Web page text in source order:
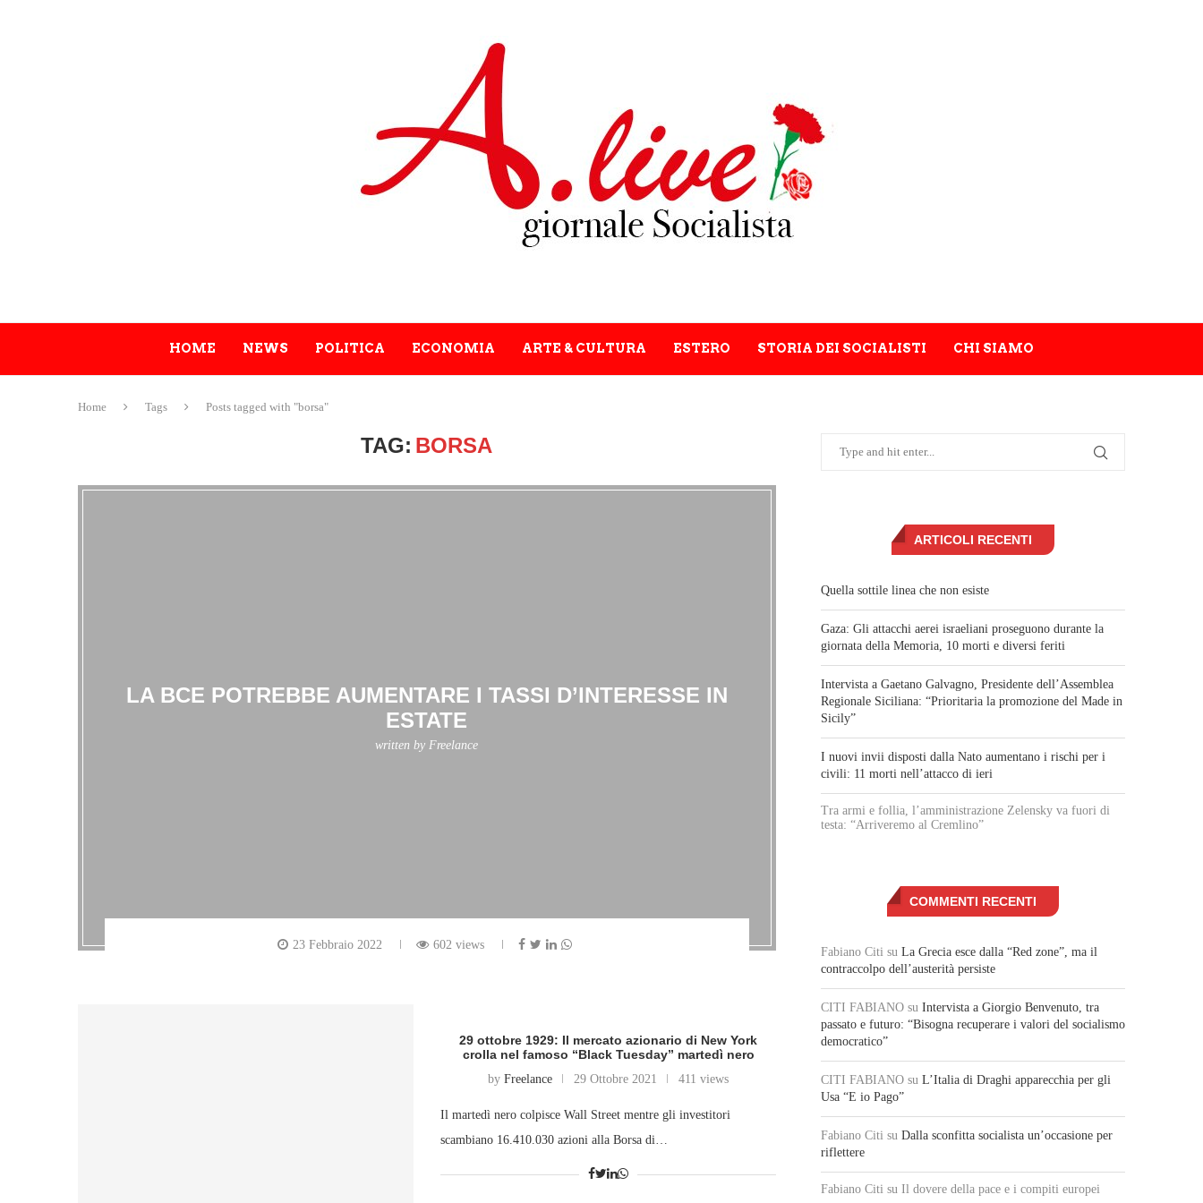
HOME NEWS POLITICA ECONOMIA ARTE & CULTURA ESTERO STORIA DEI SOCIALISTI CHI SIAMO
Home Tags Posts tagged with "borsa"
TAG: BORSA
LA BCE POTREBBE AUMENTARE I TASSI D’INTERESSE IN
ESTATE
written by Freelance
23 Febbraio 2022 602 views
29 ottobre 1929: Il mercato azionario di New York
crolla nel famoso “Black Tuesday” martedì nero
byFreelance 29 Ottobre 2021 411 views
Il martedì nero colpisce Wall Street mentre gli investitori
scambiano 16.410.030 azioni alla Borsa di…
ARTICOLI RECENTI
Quella sottile linea che non esiste
Gaza: Gli attacchi aerei israeliani proseguono durante la
giornata della Memoria, 10 morti e diversi feriti
Intervista a Gaetano Galvagno, Presidente dell’Assemblea
Regionale Siciliana: “Prioritaria la promozione del Made in
Sicily”
I nuovi invii disposti dalla Nato aumentano i rischi per i
civili: 11 morti nell’attacco di ieri
Tra armi e follia, l’amministrazione Zelensky va fuori di
testa: “Arriveremo al Cremlino”
COMMENTI RECENTI
Fabiano Citi su La Grecia esce dalla “Red zone”, ma il
contraccolpo dell’austerità persiste
CITI FABIANO su Intervista a Giorgio Benvenuto, tra
passato e futuro: “Bisogna recuperare i valori del socialismo
democratico”
CITI FABIANO su L’Italia di Draghi apparecchia per gli
Usa “E io Pago”
Fabiano Citi su Dalla sconfitta socialista un’occasione per
riflettere
Fabiano Citi su Il dovere della pace e i compiti europei